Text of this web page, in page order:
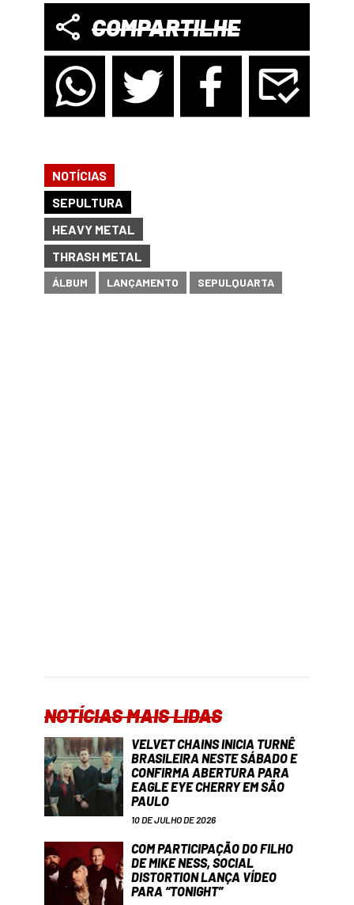
COMPARTILHE
NOTÍCIAS
SEPULTURA
HEAVY METAL
THRASH METAL
ÁLBUM LANÇAMENTO SEPULQUARTA
NOTÍCIAS MAIS LIDAS
VELVET CHAINS INICIA TURNÊ
BRASILEIRA NESTE SÁBADO E
CONFIRMA ABERTURA PARA
EAGLE EYE CHERRY EM SÃO
PAULO
10 DE JULHO DE 2026
COM PARTICIPAÇÃO DO FILHO
DE MIKE NESS, SOCIAL
DISTORTION LANÇA VÍDEO
PARA “TONIGHT”